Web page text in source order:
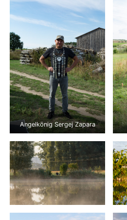
Angelkönig Sergej Zapara